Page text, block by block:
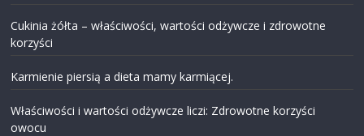
Cukinia żółta – właściwości, wartości odżywcze i zdrowotne
korzyści
Karmienie piersią a dieta mamy karmiącej.
Właściwości i wartości odżywcze liczi: Zdrowotne korzyści
owocu